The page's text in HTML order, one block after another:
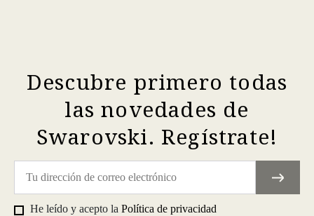
Descubre primero todas
las novedades de
Swarovski. Regístrate!
He leído y acepto la Política de privacidad